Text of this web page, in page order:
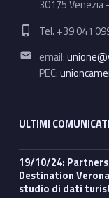
30175 Venezia
Phone number:
Tel. +39 041
Email address:
email:
PEC:
ULTIMI
19/10/24: Partnership con DMO Dolomiti Bellunesi e
Destination
studio di dati